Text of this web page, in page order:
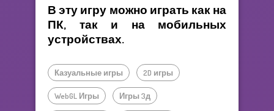
В эту игру можно играть как на
ПК, так и на мобильных
устройствах.
Казуальные игры 2D игры
WebGL Игры Игры 3д